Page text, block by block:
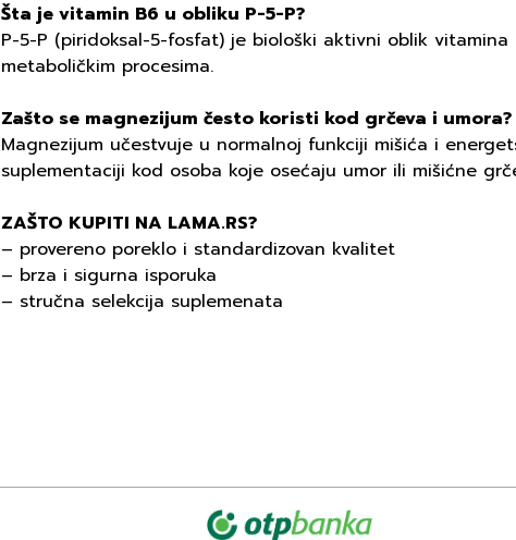
Šta je vitamin B6 u obliku P-5-P?
P-5-P (piridoksal-5-fosfat) je biološki aktivni oblik
metaboličkim procesima.
Zašto se magnezijum često koristi kod grčeva i umora?
Magnezijum učestvuje u normalnoj funkciji mišića i
suplementaciji kod osoba koje osećaju umor ili mišićne
ZAŠTO KUPITI NA LAMA.RS?
– provereno poreklo i standardizovan kvalitet
– brza i sigurna isporuka
– stručna selekcija suplemenata